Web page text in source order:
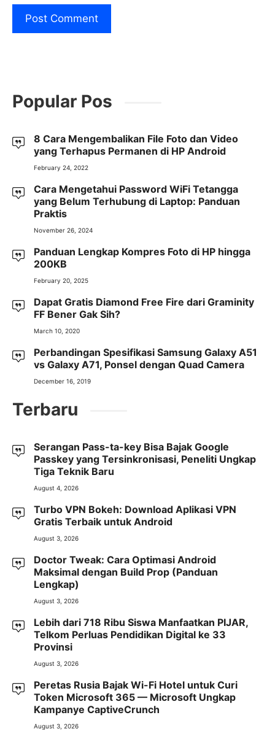
Popular Pos
8 Cara Mengembalikan File Foto dan Video
yang Terhapus Permanen di HP Android
February 24, 2022
Cara Mengetahui Password WiFi Tetangga
yang Belum Terhubung di Laptop: Panduan
Praktis
November 26, 2024
Panduan Lengkap Kompres Foto di HP hingga
200KB
February 20, 2025
Dapat Gratis Diamond Free Fire dari Graminity
FF Bener Gak Sih?
March 10, 2020
Perbandingan Spesifikasi Samsung Galaxy A51
vs Galaxy A71, Ponsel dengan Quad Camera
December 16, 2019
Terbaru
Serangan Pass-ta-key Bisa Bajak Google
Passkey yang Tersinkronisasi, Peneliti Ungkap
Tiga Teknik Baru
August 4, 2026
Turbo VPN Bokeh: Download Aplikasi VPN
Gratis Terbaik untuk Android
August 3, 2026
Doctor Tweak: Cara Optimasi Android
Maksimal dengan Build Prop (Panduan
Lengkap)
August 3, 2026
Lebih dari 718 Ribu Siswa Manfaatkan PIJAR,
Telkom Perluas Pendidikan Digital ke 33
Provinsi
August 3, 2026
Peretas Rusia Bajak Wi-Fi Hotel untuk Curi
Token Microsoft 365 — Microsoft Ungkap
Kampanye CaptiveCrunch
August 3, 2026